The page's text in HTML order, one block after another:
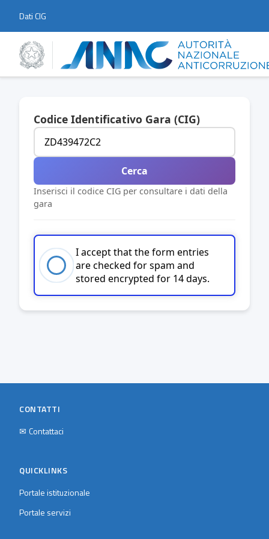
Dati CIG
Codice Identificativo Gara (CIG)
Cerca
Inserisci il codice CIG per consultare i dati della
gara
I accept that the form entries
are checked for spam and
stored encrypted for 14 days.
CONTATTI
✉ Contattaci
QUICKLINKS
Portale istituzionale
Portale servizi